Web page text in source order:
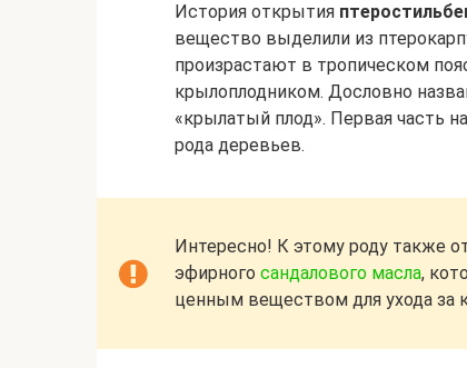
История открытия
вещество выделили из
произрастают в тропическом
крылоплодником. Дословно
«крылатый плод». Первая часть
рода деревьев.
Интересно! К этому роду также
эфирного сандалового масла,
ценным веществом для ухода за